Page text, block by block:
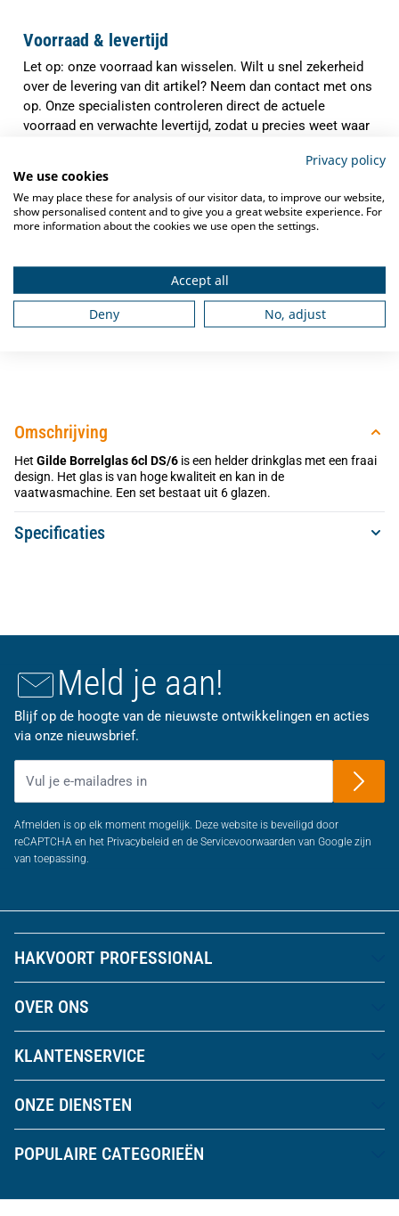
Voorraad & levertijd
Let op: onze voorraad kan wisselen. Wilt u snel zekerheid
over de levering van dit artikel? Neem dan contact met ons
op. Onze specialisten controleren direct de actuele
voorraad en verwachte levertijd, zodat u precies weet waar
✓ Indien op voorraad binnen
verzonden
✓ Gratis verzendingvanaf €250,-
✓
✓ Ook na aankoop bieden weservice en
ondersteuning
Omschrijving
Het Gilde Borrelglas 6cl DS/6 is een helder drinkglas met een fraai
design. Het glas is van hoge kwaliteit en kan in de
vaatwasmachine. Een set bestaat uit 6 glazen.
Specificaties
Meld je aan!
Blijf op de hoogte van de nieuwste ontwikkelingen en acties
via onze nieuwsbrief.
Afmelden is op elk moment mogelijk. Deze website is beveiligd door
reCAPTCHA en het Privacybeleid en de Servicevoorwaarden van Google zijn
van toepassing.
HAKVOORT PROFESSIONAL
OVER ONS
KLANTENSERVICE
ONZE DIENSTEN
POPULAIRE CATEGORIEËN
Privacy policy
We use cookies
We may place these for analysis of our visitor data, to improve our website,
show personalised content and to give you a great website experience. For
more information about the cookies we use open the settings.
Accept all
Deny
No, adjust